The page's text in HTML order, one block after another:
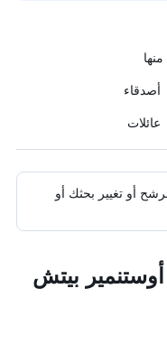
أصدقاء
عائلات
أو تغيير بحثك أو
أوستنمير بيتش